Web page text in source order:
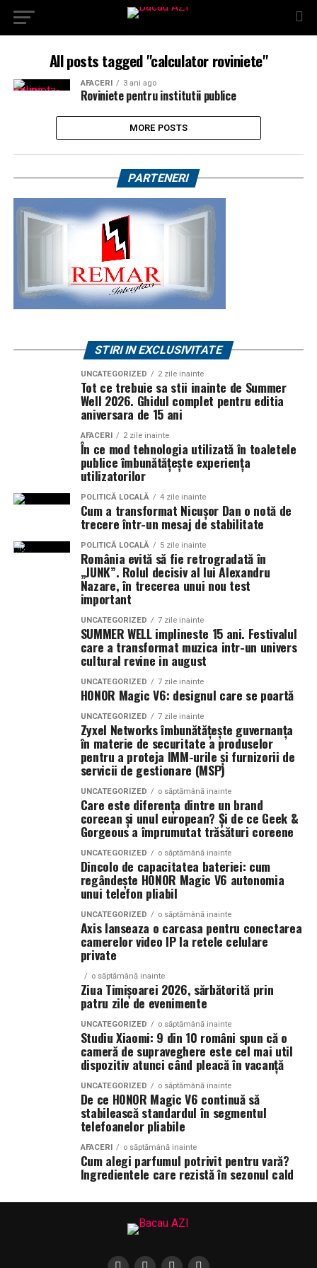
All posts tagged "calculator roviniete"
AFACERI 3 ani ago
Roviniete pentru institutii publice
MORE POSTS
PARTENERI
STIRI IN EXCLUSIVITATE
UNCATEGORIZED 2 zile inainte
Tot ce trebuie sa stii inainte de Summer
Well 2026. Ghidul complet pentru editia
aniversara de 15 ani
AFACERI 2 zile inainte
În ce mod tehnologia utilizată în toaletele
publice îmbunătățește experiența
utilizatorilor
POLITICĂ LOCALĂ 4 zile inainte
Cum a transformat Nicușor Dan o notă de
trecere într-un mesaj de stabilitate
POLITICĂ LOCALĂ 5 zile inainte
România evită să fie retrogradată în
„JUNK”. Rolul decisiv al lui Alexandru
Nazare, în trecerea unui nou test
important
UNCATEGORIZED 7 zile inainte
SUMMER WELL implineste 15 ani. Festivalul
care a transformat muzica intr-un univers
cultural revine in august
UNCATEGORIZED 7 zile inainte
HONOR Magic V6: designul care se poartă
UNCATEGORIZED 7 zile inainte
Zyxel Networks îmbunătățește guvernanța
în materie de securitate a produselor
pentru a proteja IMM-urile și furnizorii de
servicii de gestionare (MSP)
UNCATEGORIZED o săptămână inainte
Care este diferența dintre un brand
coreean și unul european? Și de ce Geek &
Gorgeous a împrumutat trăsături coreene
UNCATEGORIZED o săptămână inainte
Dincolo de capacitatea bateriei: cum
regândește HONOR Magic V6 autonomia
unui telefon pliabil
UNCATEGORIZED o săptămână inainte
Axis lanseaza o carcasa pentru conectarea
camerelor video IP la retele celulare
private
o săptămână inainte
Ziua Timișoarei 2026, sărbătorită prin
patru zile de evenimente
UNCATEGORIZED o săptămână inainte
Studiu Xiaomi: 9 din 10 români spun că o
cameră de supraveghere este cel mai util
dispozitiv atunci când pleacă în vacanță
UNCATEGORIZED o săptămână inainte
De ce HONOR Magic V6 continuă să
stabilească standardul în segmentul
telefoanelor pliabile
AFACERI o săptămână inainte
Cum alegi parfumul potrivit pentru vară?
Ingredientele care rezistă în sezonul cald